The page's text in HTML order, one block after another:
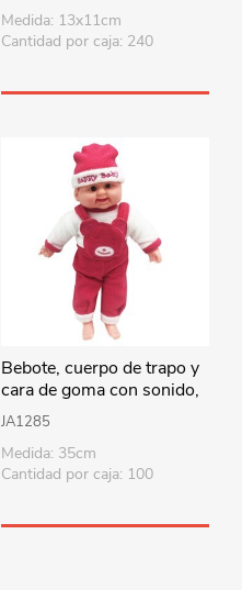
Medida: 13x11cm
Cantidad por caja: 240
Bebote, cuerpo de trapo y
cara de goma con sonido,
35cm varios colores en
bolsa
JA1285
Medida: 35cm
Cantidad por caja: 100